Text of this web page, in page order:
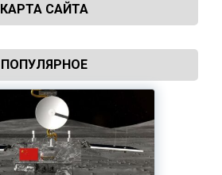
КАРТА САЙТА
ПОПУЛЯРНОЕ